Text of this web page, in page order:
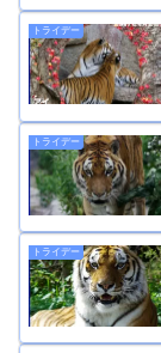
トライデー
トライデー
トライデー